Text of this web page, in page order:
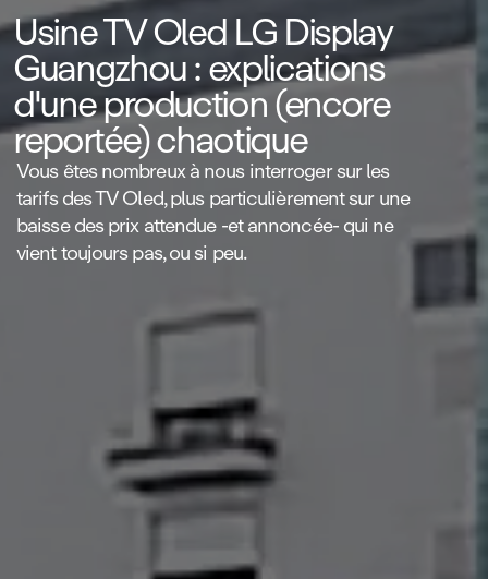
Usine TV Oled LG Display
Guangzhou : explications
d'une production (encore
reportée) chaotique
Vous êtes nombreux à nous interroger sur les
tarifs des TV Oled, plus particulièrement sur une
baisse des prix attendue ‑et annoncée‑ qui ne
vient toujours pas, ou si peu.